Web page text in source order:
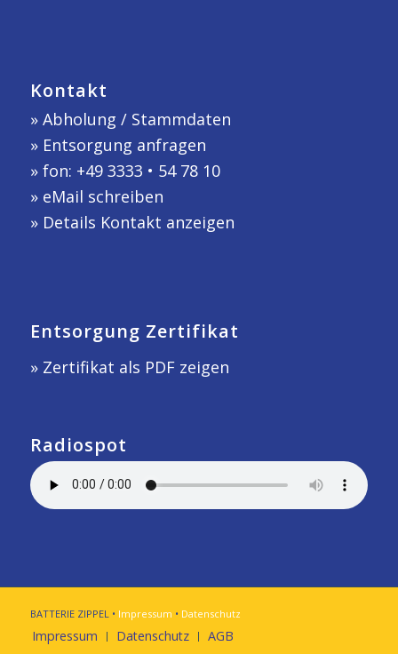
Kontakt
» Abholung / Stammdaten
» Entsorgung anfragen
» fon: +49 3333 • 54 78 10
» eMail schreiben
» Details Kontakt anzeigen
Entsorgung Zertifikat
» Zertifikat als PDF zeigen
Radiospot
BATTERIE ZIPPEL • Impressum • Datenschutz
Impressum Datenschutz AGB